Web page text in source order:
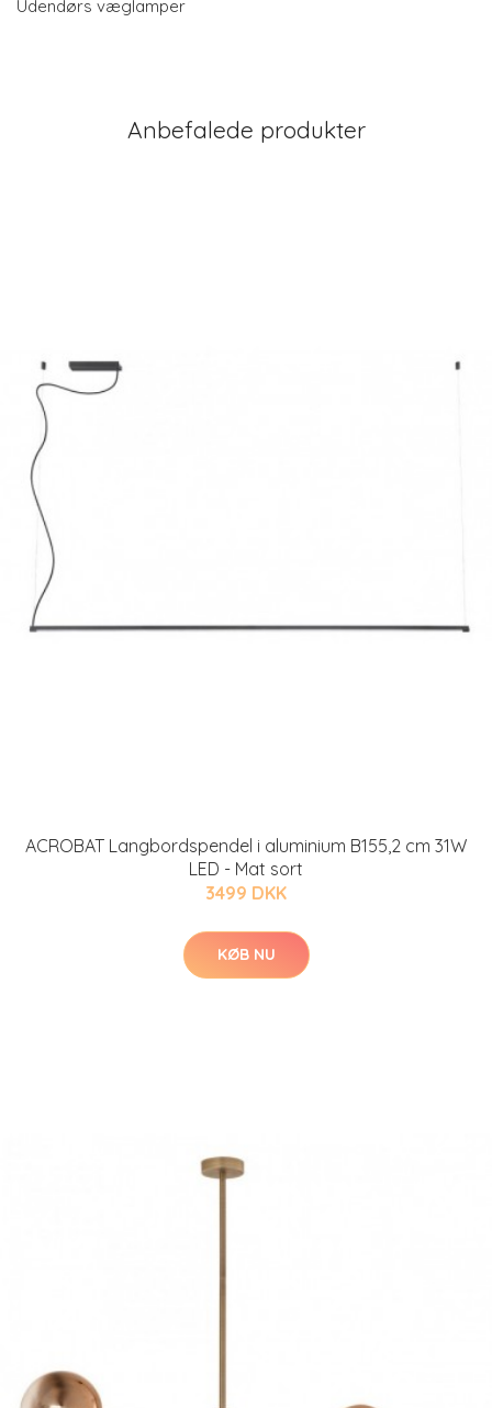
Udendørs væglamper
Anbefalede produkter
ACROBAT Langbordspendel i aluminium B155,2 cm 31W
LED - Mat sort
3499 DKK
KØB NU